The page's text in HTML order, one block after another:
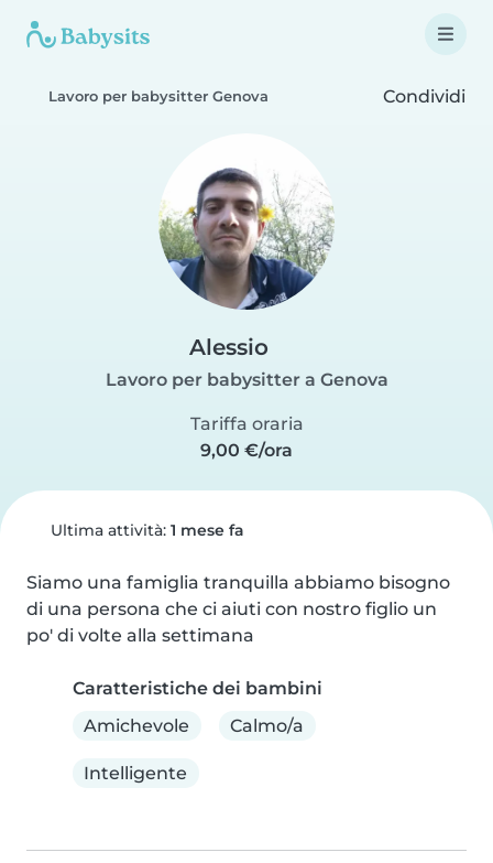
Lavoro per babysitter Genova Condividi
Alessio
Lavoro per babysitter a Genova
Tariffa oraria
9,00 €/ora
Ultima attività: 1 mese fa
Siamo una famiglia tranquilla abbiamo bisogno
di una persona che ci aiuti con nostro figlio un
po' di volte alla settimana
Caratteristiche dei bambini
Amichevole
Calmo/a
Intelligente